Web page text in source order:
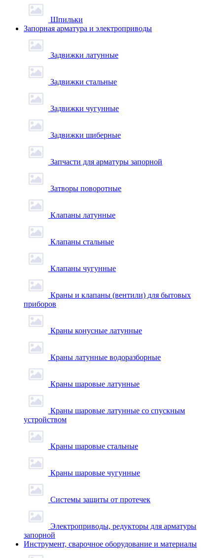
Шпильки
Запорная арматура и электроприводы
Задвижки латунные
Задвижки стальные
Задвижки чугунные
Задвижки шиберные
Запчасти для арматуры запорной
Затворы поворотные
Клапаны латунные
Клапаны стальные
Клапаны чугунные
Краны и клапаны (вентили) для бытовых
приборов
Краны конусные латунные
Краны латунные водоразборные
Краны шаровые латунные
Краны шаровые латунные со спускным
устройством
Краны шаровые стальные
Краны шаровые чугунные
Системы защиты от протечек
Электроприводы, редукторы для арматуры
запорной
Инструмент, сварочное оборудование и материалы